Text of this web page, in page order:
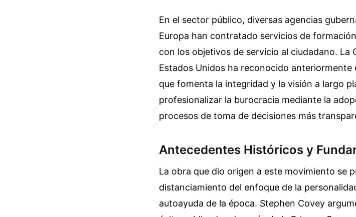
En el sector público, diversas agencias
Europa han contratado servicios de
con los objetivos de servicio al ciudadano. La
Estados Unidos ha reconocido
que fomenta la integridad y la visión a largo
profesionalizar la burocracia mediante la
procesos de toma de decisiones más
Antecedentes Históricos y
La obra que dio origen a este movimiento se
distanciamiento del enfoque de la
autoayuda de la época. Stephen Covey